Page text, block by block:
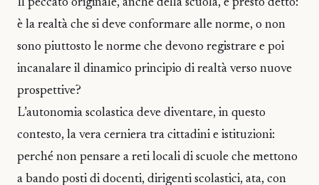
Il peccato originale, anche della scuola, è presto detto:
è la realtà che si deve conformare alle norme, o non
sono piuttosto le norme che devono registrare e poi
incanalare il dinamico principio di realtà verso nuove
prospettive?
L’autonomia scolastica deve diventare, in questo
contesto, la vera cerniera tra cittadini e istituzioni:
perché non pensare a reti locali di scuole che mettono
a bando posti di docenti, dirigenti scolastici, ata, con